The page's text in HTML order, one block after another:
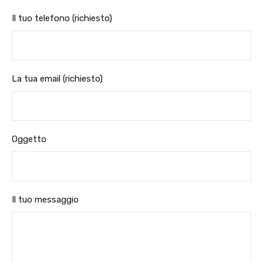
Il tuo telefono (richiesto)
La tua email (richiesto)
Oggetto
Il tuo messaggio